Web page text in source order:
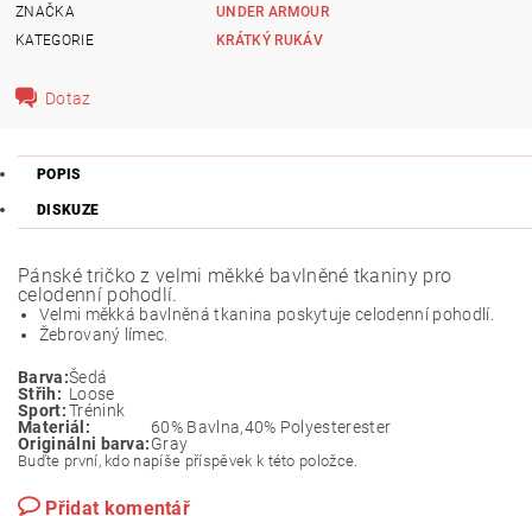
ZNAČKA
UNDER ARMOUR
KATEGORIE
KRÁTKÝ RUKÁV
Dotaz
POPIS
DISKUZE
Pánské tričko z velmi měkké bavlněné tkaniny pro
celodenní pohodlí.
Velmi měkká bavlněná tkanina poskytuje celodenní pohodlí.
Žebrovaný límec.
Barva:Šedá
Střih: Loose
Sport:Trénink
Materiál:
60% Bavlna,40% Polyesterester
Originálni barva:Gray
Buďte první, kdo napíše příspěvek k této položce.
Přidat komentář